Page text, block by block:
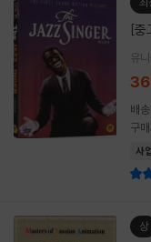
[중
유
36
배
구
사
상